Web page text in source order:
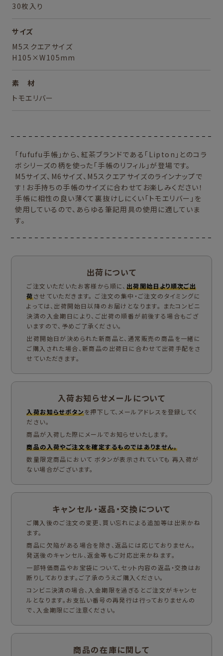
30枚入り
サイズ
M5スクエアサイズ
H105×W105mm
素 材
トモエリバー
「fufufu手帳」から、紅茶ブランドである「Lipton」とのコラ
ボシリーズの柄を使った「手帳のリフィル」が登場です。
M5サイズ、M6サイズ、M5スクエアサイズのラインナップで
す！お手持ちの手帳のサイズに合わせてお楽しみください！
手帳に相性の良い薄くて裏抜けしにくい「トモエリバー」を
使用しているので、あらゆる筆記用具の使用に適していま
す。
出荷について
ご注文いただいたお客様から順に、 出荷開始日より順次ご出
荷させていただきます。 ご注文の集中・ご注文のタイミングに
よっては、出荷開始日以降のお届けとなります。 またコンビニ
決済の入金期日により、ご出荷の順番が前後する場合もござ
いますので、予めご了承ください。
出荷開始日が決められた新商品と、通常販売の商品を一緒に
ご購入された場合、新商品の出荷日に合わせて出荷手配をさ
せていただきます。
入荷お知らせメールについて
入荷お知らせボタンを押下して、メールアドレスを登録してく
ださい。
商品が入荷した際にメールでお知らせいたします。
商品の入荷やご注文を確定するものではありません。
数量限定商品において ボタンが表示されていても 再入荷が
ない場合がございます。
キャンセル・返品・交換について
ご購入後のご注文の変更、買い忘れによる追加等は出来かね
ます。
商品に欠陥がある場合を除き、返品には応じておりません。
発送後のキャンセル、返金等もご対応出来かねます。
一部特価商品やお宝袋について、セット内容の返品・交換はお
断りしております。ご了承のうえご購入ください。
コンビニ決済の場合、入金期限を過ぎるとご注文がキャンセ
ルとなります。お支払い番号の再発行は行っておりませんの
で、入金期限にご注意ください。
商品の在庫に関して